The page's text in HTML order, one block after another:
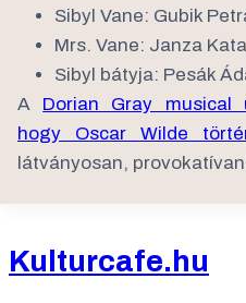
Sibyl Vane: Gubik
Mrs. Vane: Janza Kata
Sibyl bátyja: Pesák
A Dorian Gray musical
hogy Oscar Wilde
látványosan,
Kulturcafe.hu